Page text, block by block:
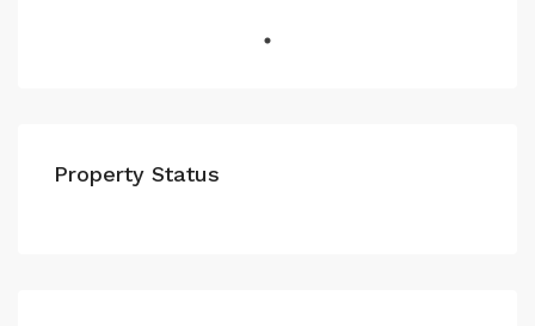
Property Status